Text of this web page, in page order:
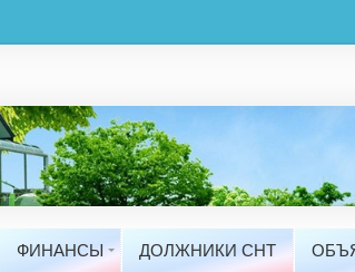
ФИНАНСЫ
Тарифы
Документы
Задолжности
Проводимые Работы.ДОЛЖНИКИ СНТ